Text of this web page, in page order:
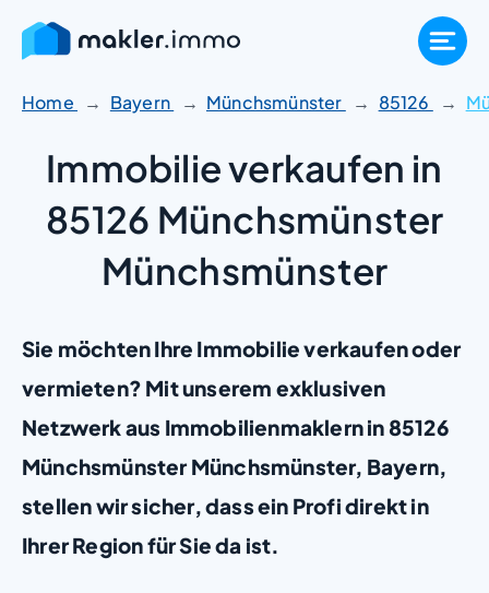
Zum
Inhalt
springen
Home Bayern Münchsmünster 85126
Immobilie verkaufen in
85126 Münchsmünster
Münchsmünster
Sie möchten Ihre Immobilie verkaufen oder
vermieten? Mit unserem exklusiven
Netzwerk aus Immobilienmaklern in 85126
Münchsmünster Münchsmünster, Bayern,
stellen wir sicher, dass ein Profi direkt in
Ihrer Region für Sie da ist.